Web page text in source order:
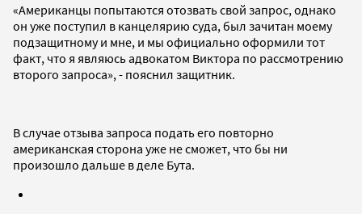
«Американцы попытаются отозвать свой запрос, однако
он уже поступил в канцелярию суда, был зачитан моему
подзащитному и мне, и мы официально оформили тот
факт, что я являюсь адвокатом Виктора по рассмотрению
второго запроса», - пояснил защитник.
В случае отзыва запроса подать его повторно
американская сторона уже не сможет, что бы ни
произошло дальше в деле Бута.